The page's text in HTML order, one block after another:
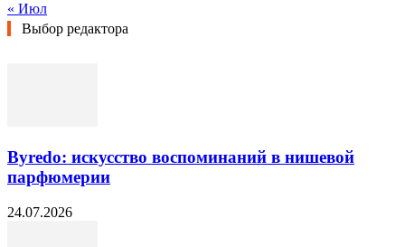
« Июл
Выбор редактора
Byredo: искусство воспоминаний в нишевой
парфюмерии
24.07.2026